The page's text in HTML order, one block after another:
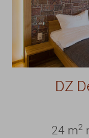
DZ
24 m2